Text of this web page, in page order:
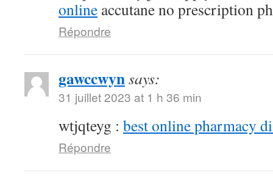
online accutane no prescription
Répondre
gawccwynsays:
31 juillet 2023 at 1 h 36 min
wtjqteyg : best online pharmacy
Répondre